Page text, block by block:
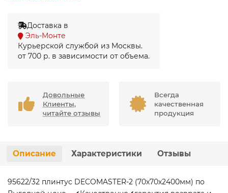
Доставка в
Эль-Монте
Курьерской службой из Москвы.
от 700 р. в зависимости от объема.
Довольные
Клиенты,
читайте отзывы
Всегда
качественная
продукция
Описание Характеристики Отзывы
95622/32 плинтус DECOMASTER-2 (70х70х2400мм) по